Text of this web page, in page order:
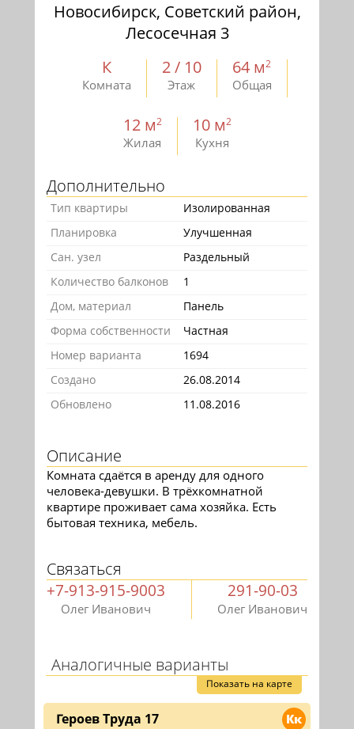
Новосибирск, Советский район,
Лесосечная 3
К
Комната
2 / 10
Этаж
64 м2
Общая
12 м2
Жилая
10 м2
Кухня
Дополнительно
Тип квартиры
Изолированная
Планировка
Улучшенная
Сан. узел
Раздельный
Количество балконов
1
Дом, материал
Панель
Форма собственности
Частная
Номер варианта
1694
Создано
26.08.2014
Обновлено
11.08.2016
Описание
Комната сдаётся в аренду для одного
человека-девушки. В трёхкомнатной
квартире проживает сама хозяйка. Есть
бытовая техника, мебель.
Связаться
+7-913-915-9003
Олег Иванович
291-90-03
Олег Иванович
Аналогичные варианты
Показать на карте
Кк
Героев Труда 17